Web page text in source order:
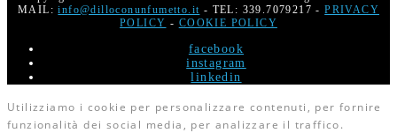
MAIL:info@dilloconunfumetto.it - TEL: 339.7079217 -PRIVACY
POLICY - COOKIE POLICY
facebook
instagram
linkedin
Utilizziamo i cookie per personalizzare contenuti, per fornire
funzionalità dei social media, per analizzare il traffico.